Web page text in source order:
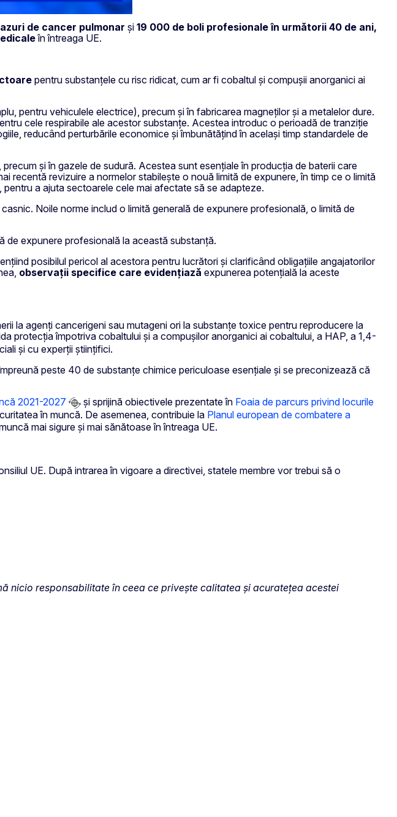
de cancer pulmonar și 19 000 de boli profesionale în următorii 40 de ani,
în întreaga UE.
pentru substanțele cu risc ridicat, cum ar fi cobaltul și compușii anorganici ai
pentru vehiculele electrice), precum și în fabricarea magneților și a metalelor dure.
cele respirabile ale acestor substanțe. Acestea introduc o perioadă de tranziție
reducând perturbările economice și îmbunătățind în același timp standardele de
și în gazele de sudură. Acestea sunt esențiale în producția de baterii care
recentă revizuire a normelor stabilește o nouă limită de expunere, în timp ce o limită
a ajuta sectoarele cele mai afectate să se adapteze.
Noile norme includ o limită generală de expunere profesională, o limită de
de expunere profesională la această substanță.
posibilul pericol al acestora pentru lucrători și clarificând obligațiile angajatorilor
observații specifice care evidențiază expunerea potențială la aceste
la agenți cancerigeni sau mutageni ori la substanțe toxice pentru reproducere la
protecția împotriva cobaltului și a compușilor anorganici ai cobaltului, a HAP, a 1,4-
și cu experții științifici.
peste 40 de substanțe chimice periculoase esențiale și se preconizează că
2021-2027 și sprijină obiectivele prezentate în Foaia de parcurs privind locurile
în muncă. De asemenea, contribuie la Planul european de combatere a
mai sigure și mai sănătoase în întreaga UE.
UE. După intrarea în vigoare a directivei, statele membre vor trebui să o
nicio responsabilitate în ceea ce privește calitatea și acuratețea acestei